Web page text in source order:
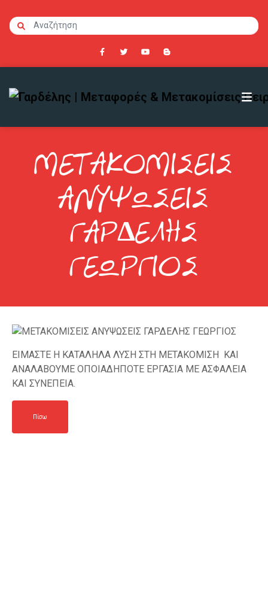
ΜΕΤΑΚΟΜΙΣΕΙΣ
ΑΝΥΨΩΣΕΙΣ
ΓΑΡΔΕΛΗΣ
ΓΕΩΡΓΙΟΣ
ΕΙΜΑΣΤΕ Η ΚΑΤΑΛΗΛΑ ΛΥΣΗ ΣΤΗ ΜΕΤΑΚΟΜΙΣΗ ΚΑΙ
ΑΝΑΛΑΒΟΥΜΕ ΟΠΟΙΑΔΗΠΟΤΕ ΕΡΓΑΣΙΑ ΜΕ ΑΣΦΑΛΕΙΑ
ΚΑΙ ΣΥΝΕΠΕΙΑ.
Πίσω